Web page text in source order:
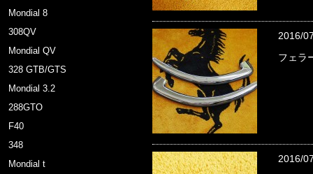
Mondial 8
308QV
Mondial QV
328 GTB/GTS
Mondial 3.2
288GTO
F40
348
Mondial t
2016/
フェラ
2016/